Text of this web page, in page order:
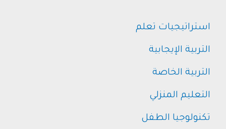
استراتيجيات تعلم
التربية الإيجابية
التربية الخاصة
التعليم المنزلي
تكنولوجيا الطفل